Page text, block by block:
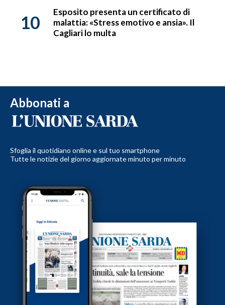
10
Esposito presenta un certificato di
malattia: «Stress emotivo e ansia». Il
Cagliari lo multa
Abbonati a
Sfoglia il quotidiano online e sul tuo smartphone
Tutte le notizie del giorno aggiornate minuto per minuto